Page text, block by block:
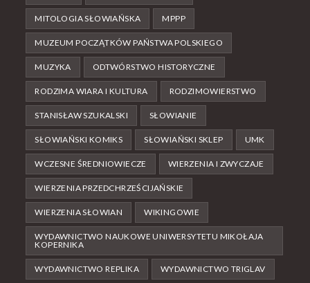
MITOLOGIA SŁOWIAŃSKA MPPP
MUZEUM POCZĄTKÓW PAŃSTWA POLSKIEGO
MUZYKA ODTWÓRSTWO HISTORYCZNE
RODZIMA WIARA I KULTURA RODZIMOWIERSTWO
STANISŁAW SZUKALSKI SŁOWIANIE
SŁOWIAŃSKI KOMIKS SŁOWIAŃSKI SKLEP UMK
WCZESNE ŚREDNIOWIECZE WIERZENIA I ZWYCZAJE
WIERZENIA PRZEDCHRZEŚCIJAŃSKIE
WIERZENIA SŁOWIAN WIKINGOWIE
WYDAWNICTWO NAUKOWE UNIWERSYTETU MIKOŁAJA
KOPERNIKA
WYDAWNICTWO REPLIKA WYDAWNICTWO TRIGLAV